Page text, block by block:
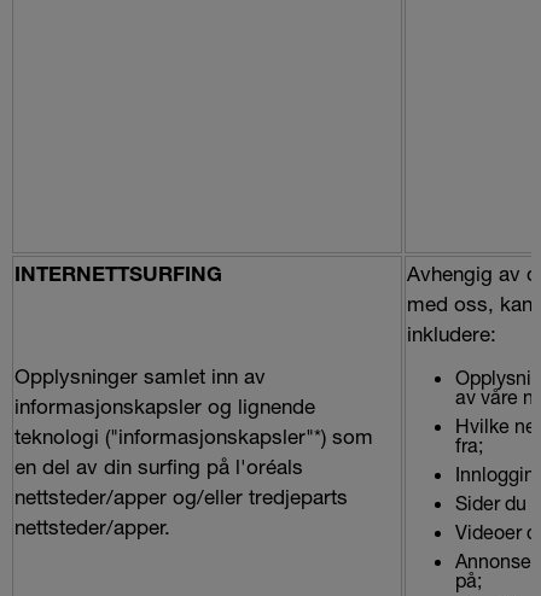
INTERNETTSURFING
Opplysninger samlet inn av
informasjonskapsler og lignende
teknologi ("informasjonskapsler"*) som
en del av din surfing på l'oréals
nettsteder/apper og/eller tredjeparts
nettsteder/apper.
Avhengig av
med oss, kan
inkludere:
av våre
Hvilke
fra;
Sider du
Videoer
på;